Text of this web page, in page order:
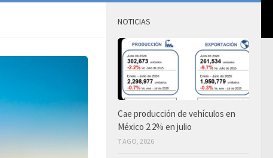
NOTICIAS
Cae producción de vehículos en
México 2.2% en julio
7 AGO, 2026